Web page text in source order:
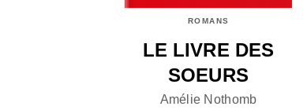
ROMANS
LE LIVRE DES
SOEURS
Amélie Nothomb